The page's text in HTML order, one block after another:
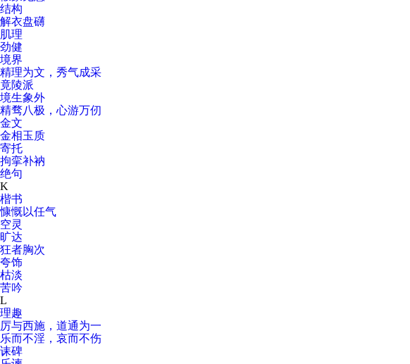
结构
解衣盘礴
肌理
劲健
境界
精理为文，秀气成采
竟陵派
境生象外
精骛八极，心游万仞
金文
金相玉质
寄托
拘挛补衲
绝句
K
楷书
慷慨以任气
空灵
旷达
狂者胸次
夸饰
枯淡
苦吟
L
理趣
厉与西施，道通为一
乐而不淫，哀而不伤
诔碑